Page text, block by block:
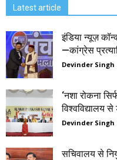
Latest article
इंडिया न्यूज़
—कांग्रेस
Devinder Singh
‘नशा रोकना
विश्वविद्यालय
Devinder Singh
सचिवालय से